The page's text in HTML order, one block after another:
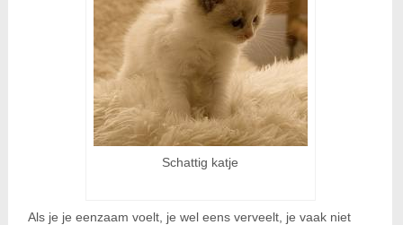
Schattig katje
Als je je eenzaam voelt, je wel eens verveelt, je vaak niet